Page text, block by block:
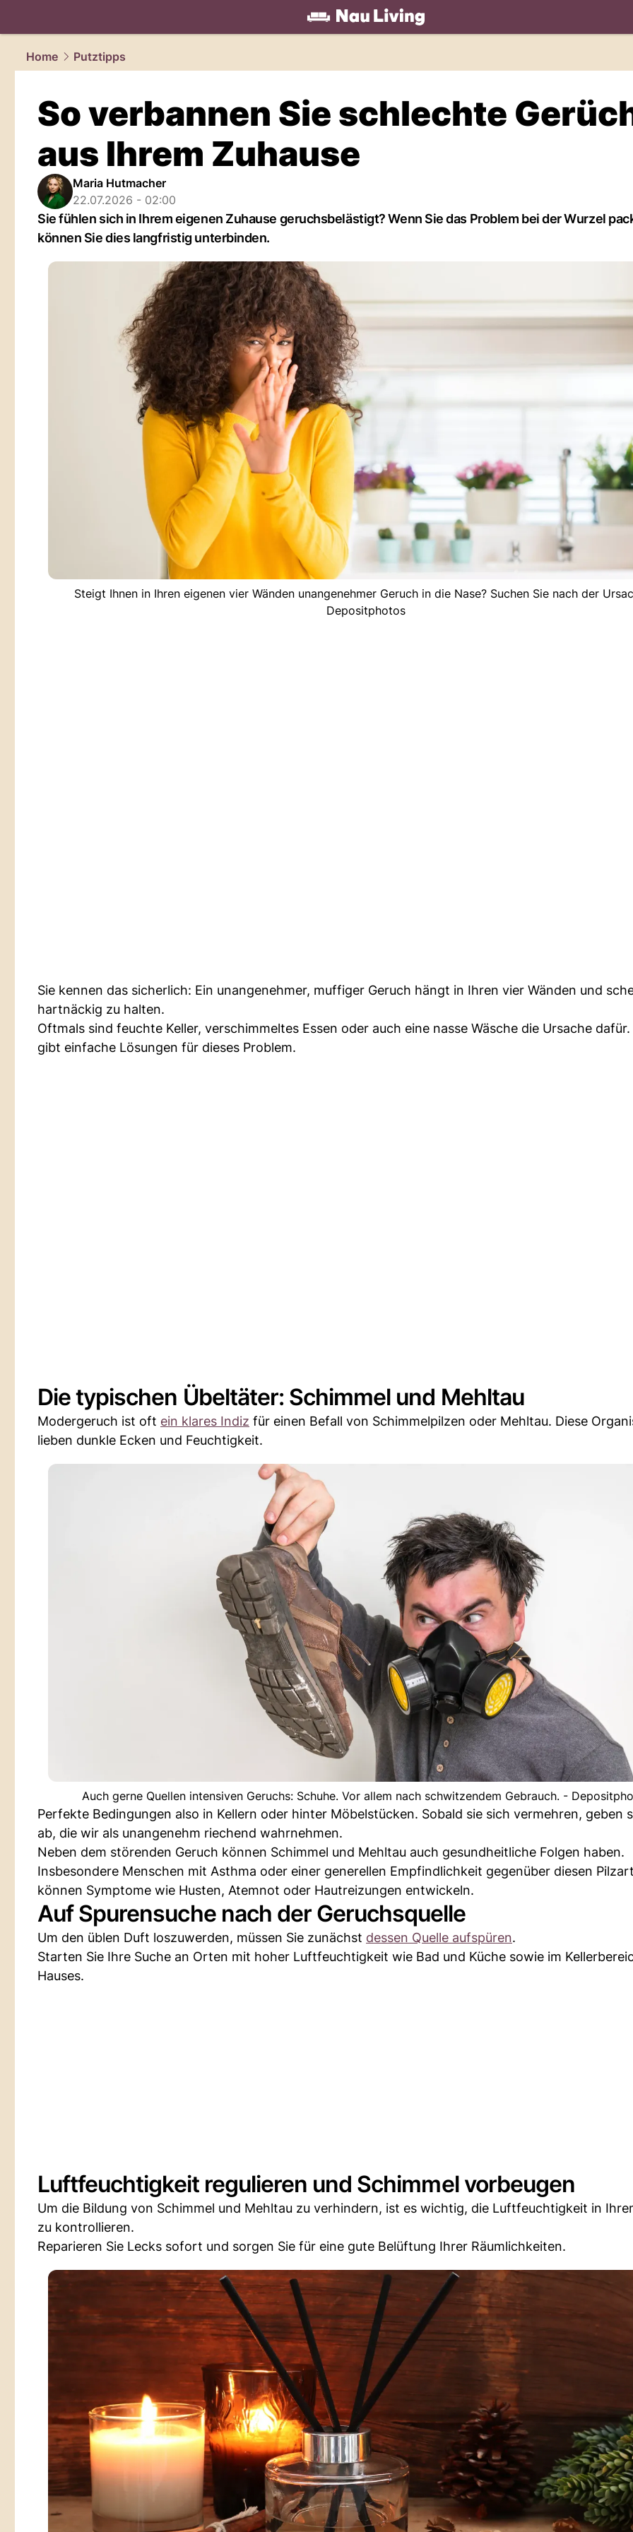
living.NAU.ch
Home
Putztipps
So verbannen Sie schlechte
aus Ihrem Zuhause
Maria Hutmacher
22.07.2026 - 02:00
Sie fühlen sich in Ihrem eigenen Zuhause geruchsbelästigt? Wenn Sie das Problem bei der Wurzel
können Sie dies langfristig unterbinden.
Steigt Ihnen in Ihren eigenen vier Wänden unangenehmer Geruch in die Nase? Suchen Sie nach der
Depositphotos
Sie kennen das sicherlich: Ein unangenehmer, muffiger Geruch hängt in Ihren vier Wänden und
hartnäckig zu halten.
Oftmals sind feuchte Keller, verschimmeltes Essen oder auch eine nasse Wäsche die Ursache
gibt einfache Lösungen für dieses Problem.
Die typischen Übeltäter: Schimmel und Mehltau
Modergeruch ist oft ein klares Indiz für einen Befall von Schimmelpilzen oder Mehltau. Diese
lieben dunkle Ecken und Feuchtigkeit.
Auch gerne Quellen intensiven Geruchs: Schuhe. Vor allem nach schwitzendem Gebrauch. -
Perfekte Bedingungen also in Kellern oder hinter Möbelstücken. Sobald sie sich vermehren, geben
ab, die wir als unangenehm riechend wahrnehmen.
Neben dem störenden Geruch können Schimmel und Mehltau auch gesundheitliche Folgen haben.
Insbesondere Menschen mit Asthma oder einer generellen Empfindlichkeit gegenüber diesen
können Symptome wie Husten, Atemnot oder Hautreizungen entwickeln.
Auf Spurensuche nach der Geruchsquelle
Um den üblen Duft loszuwerden, müssen Sie zunächst dessen Quelle aufspüren.
Starten Sie Ihre Suche an Orten mit hoher Luftfeuchtigkeit wie Bad und Küche sowie im
Hauses.
Luftfeuchtigkeit regulieren und Schimmel vorbeugen
Um die Bildung von Schimmel und Mehltau zu verhindern, ist es wichtig, die Luftfeuchtigkeit in
zu kontrollieren.
Reparieren Sie Lecks sofort und sorgen Sie für eine gute Belüftung Ihrer Räumlichkeiten.